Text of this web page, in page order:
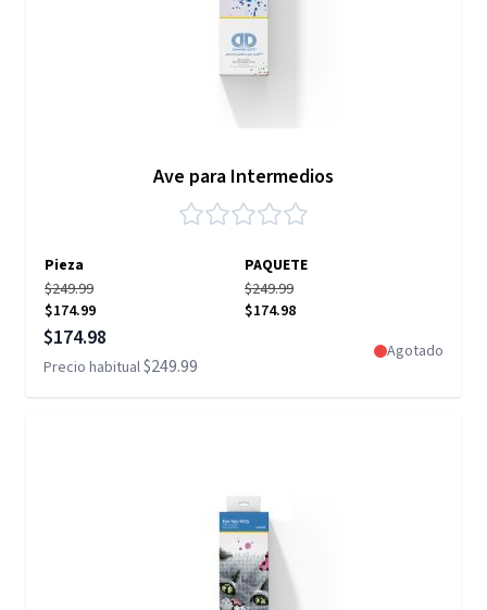
Ave para Intermedios
Pieza
PAQUETE
$249.99
$174.99
$249.99
$174.98
Precio especial
$174.98
Precio habitual$249.99
Agotado